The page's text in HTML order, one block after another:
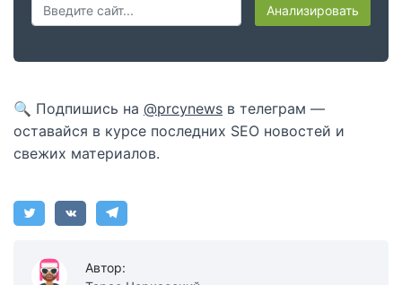
Анализировать
🔍 Подпишись на @prcynews в телеграм —
оставайся в курсе последних SEO новостей и
свежих материалов.
Автор: